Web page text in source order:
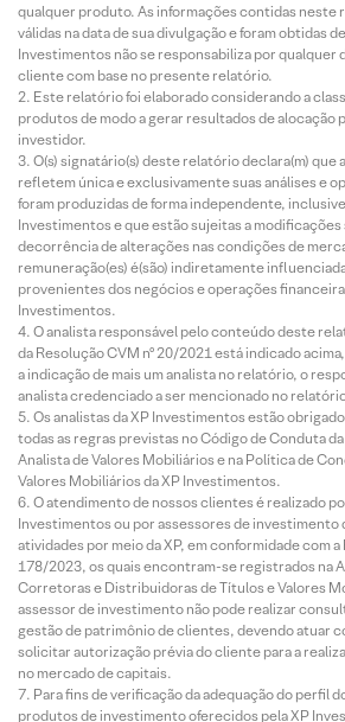
qualquer produto. As informações contidas neste
válidas na data de sua divulgação e foram obtidas
Investimentos não se responsabiliza por qualquer
cliente com base no presente relatório.
Este relatório foi elaborado considerando a
produtos de modo a gerar resultados de alocação
investidor.
O(s) signatário(s) deste relatório declara(m) que
refletem única e exclusivamente suas análises e
foram produzidas de forma independente,
Investimentos e que estão sujeitas a modificações
decorrência de alterações nas condições de
remuneração(es) é(são) indiretamente
provenientes dos negócios e operações
Investimentos.
O analista responsável pelo conteúdo deste
da Resolução CVM nº 20/2021 está indicado
a indicação de mais um analista no relatório, o
analista credenciado a ser mencionado no
Os analistas da XP Investimentos estão
todas as regras previstas no Código de Conduta
Analista de Valores Mobiliários e na Política de
Valores Mobiliários da XP Investimentos.
O atendimento de nossos clientes é realizado
Investimentos ou por assessores de investimento
atividades por meio da XP, em conformidade com a
178/2023, os quais encontram-se registrados na
Corretoras e Distribuidoras de Títulos e Valores
assessor de investimento não pode realizar
gestão de patrimônio de clientes, devendo atuar
solicitar autorização prévia do cliente para a
no mercado de capitais.
Para fins de verificação da adequação do perfil
produtos de investimento oferecidos pela XP